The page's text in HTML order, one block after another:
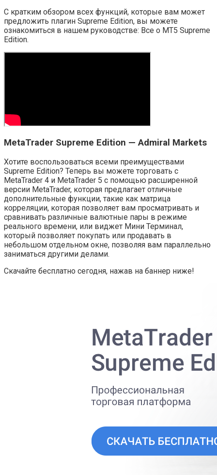
С кратким обзором всех функций, которые вам может
предложить плагин Supreme Edition, вы можете
ознакомиться в нашем руководстве: Все о MT5 Supreme
Edition.
MetaTrader Supreme Edition — Admiral Markets
Хотите воспользоваться всеми преимуществами
Supreme Edition? Теперь вы можете торговать с
MetaTrader 4 и MetaTrader 5 с помощью расширенной
версии MetaTrader, которая предлагает отличные
дополнительные функции, такие как матрица
корреляции, которая позволяет вам просматривать и
сравнивать различные валютные пары в режиме
реального времени, или виджет Мини Терминал,
который позволяет покупать или продавать в
небольшом отдельном окне, позволяя вам параллельно
заниматься другими делами.
Скачайте бесплатно сегодня, нажав на баннер ниже!